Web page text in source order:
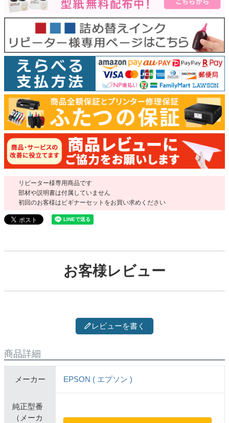
リピーター様専用商品です
部材や説明書は付属していません
初回のお客様はビギナーセットをお買い求めください
お客様レビュー
レビューを書く
商品詳細
メーカー EPSON ( エプソン )
純正型番
（メーカ